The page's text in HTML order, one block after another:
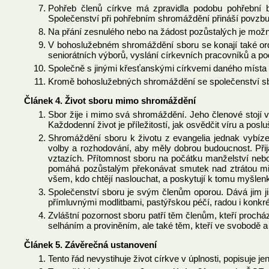
Pohřeb členů církve má zpravidla podobu
Společenství při pohřebním shromáždění přináší
Na přání zesnulého nebo na žádost pozůstalých je
V bohoslužebném shromáždění sboru se konají také
seniorátních výborů, vyslání církevních pracovníků a
Společně s jinými křesťanskými církvemi daného
Kromě bohoslužebných shromáždění se společenství
Článek 4. Život sboru mimo shromáždění
Sbor žije i mimo svá shromáždění. Jeho členové stojí
Každodenní život je příležitostí, jak osvědčit víru a
Shromáždění sboru k životu z evangelia jednak
volby a rozhodování, aby měly dobrou budoucnost.
vztazích. Přítomnost sboru na počátku manželství
pomáhá pozůstalým překonávat smutek nad ztrátou
všem, kdo chtějí naslouchat, a poskytují k tomu
Společenství sboru je svým členům oporou. Dává
přímluvnými modlitbami, pastýřskou péčí, radou i
Zvláštní pozornost sboru patří těm členům, kteří
selháním a proviněním, ale také těm, kteří ve svobodě
Článek 5. Závěrečná ustanovení
Tento řád nevystihuje život církve v úplnosti, popisuje